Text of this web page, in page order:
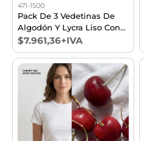
471-1500
Pack De 3 Vedetinas De
Algodón Y Lycra Liso Con
Elastico Personalizado
$7.961,36+IVA